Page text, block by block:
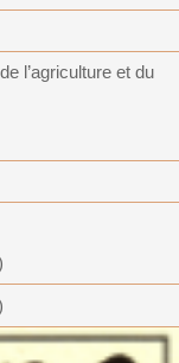
l’agriculture et du